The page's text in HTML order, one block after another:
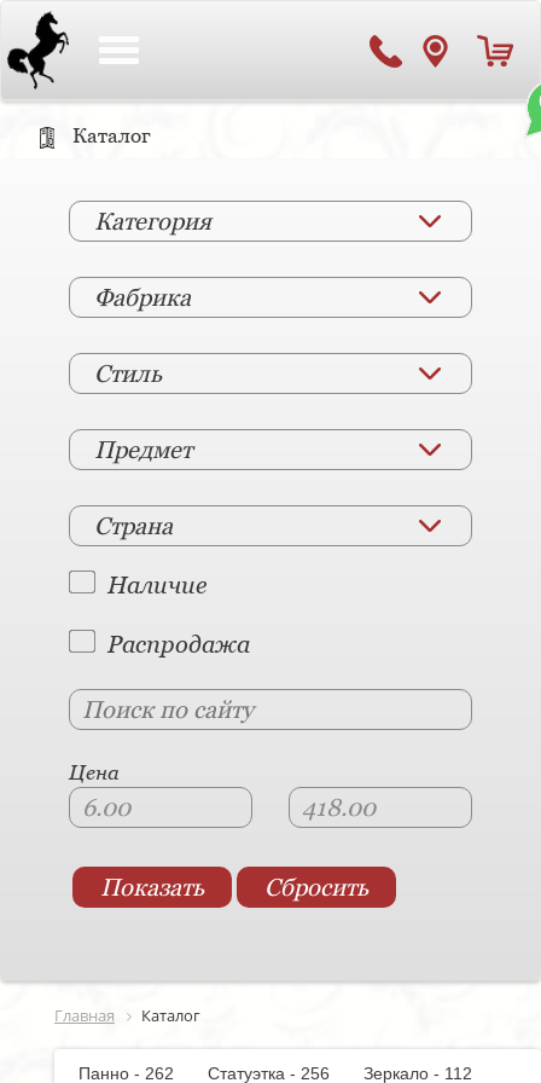
Каталог
Категория
Фабрика
Стиль
Предмет
Страна
Наличие
Распродажа
Цена
Главная Каталог
Панно - 262 Статуэтка - 256
Зеркало - 112